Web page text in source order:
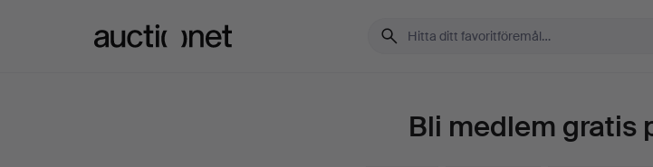
Bli medlem gratis